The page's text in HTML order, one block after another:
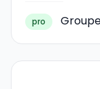
pro